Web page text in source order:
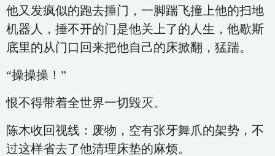
他又发疯似的跑去捶门，一脚踹飞撞上他的扫地
机器人，捶不开的门是他关上了的人生，他歇斯
底里的从门口回来把他自己的床掀翻，猛踹。
“操操操！”
恨不得带着全世界一切毁灭。
陈木收回视线：废物，空有张牙舞爪的架势，不
过这样省去了他清理床垫的麻烦。